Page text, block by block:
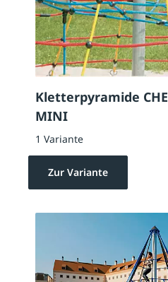
Kletterpyramide
MINI
1 Variante
Zur Variante